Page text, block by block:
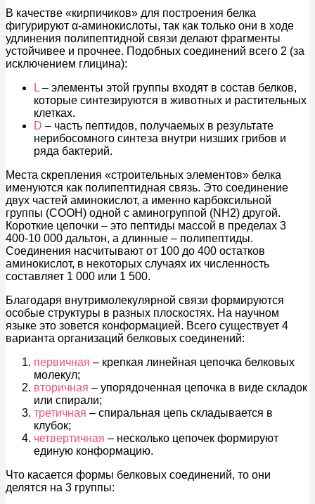
В качестве «кирпичиков» для построения белка
фигурируют α-аминокислоты, так как только они в ходе
удлинения полипептидной связи делают фрагменты
устойчивее и прочнее. Подобных соединений всего 2 (за
исключением глицина):
L – элементы этой группы входят в состав белков,
которые синтезируются в животных и растительных
клетках.
D – часть пептидов, получаемых в результате
нерибосомного синтеза внутри низших грибов и
ряда бактерий.
Места скрепления «строительных элементов» белка
именуются как полипептидная связь. Это соединение
двух частей аминокислот, а именно карбоксильной
группы (СООН) одной с аминогруппой (NH2) другой.
Короткие цепочки – это пептиды массой в пределах 3
400-10 000 дальтон, а длинные – полипептиды.
Соединения насчитывают от 100 до 400 остатков
аминокислот, в некоторых случаях их численность
составляет 1 000 или 1 500.
Благодаря внутримолекулярной связи формируются
особые структуры в разных плоскостях. На научном
языке это зовется конформацией. Всего существует 4
варианта организаций белковых соединений:
первичная – крепкая линейная цепочка белковых
молекул;
вторичная – упорядоченная цепочка в виде складок
или спирали;
третичная – спиральная цепь складывается в
клубок;
четвертичная – несколько цепочек формируют
единую конформацию.
Что касается формы белковых соединений, то они
делятся на 3 группы: